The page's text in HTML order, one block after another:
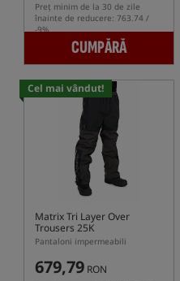
Preț minim de la 30 de zile
înainte de reducere: 763.74 /
-9%
CUMPĂRĂ
Cel mai vândut!
Matrix Tri Layer Over
Trousers 25K
Pantaloni impermeabili
679,79 RON